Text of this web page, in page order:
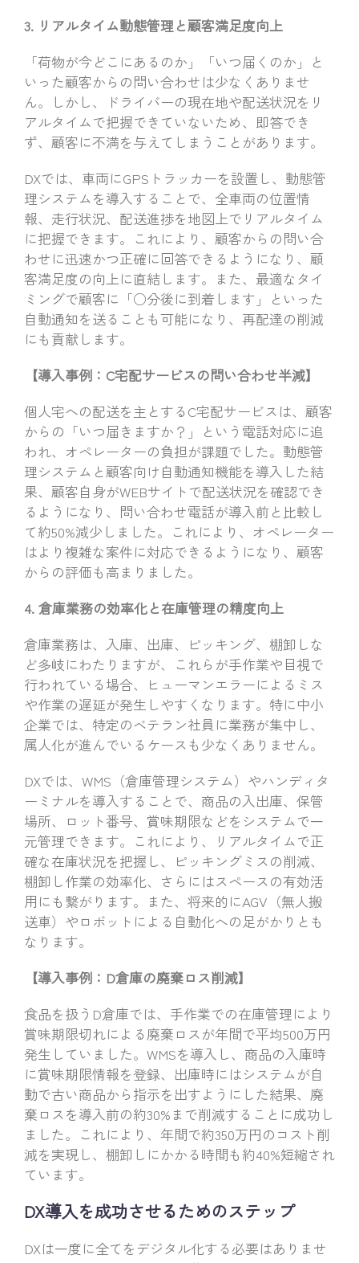
3. リアルタイム動態管理と顧客満足度向上
「荷物が今どこにあるのか」「いつ届くのか」と
いった顧客からの問い合わせは少なくありませ
ん。しかし、ドライバーの現在地や配送状況をリ
アルタイムで把握できていないため、即答でき
ず、顧客に不満を与えてしまうことがあります。
DXでは、車両にGPSトラッカーを設置し、動態管
理システムを導入することで、全車両の位置情
報、走行状況、配送進捗を地図上でリアルタイム
に把握できます。これにより、顧客からの問い合
わせに迅速かつ正確に回答できるようになり、顧
客満足度の向上に直結します。また、最適なタイ
ミングで顧客に「○分後に到着します」といった
自動通知を送ることも可能になり、再配達の削減
にも貢献します。
【導入事例：C宅配サービスの問い合わせ半減】
個人宅への配送を主とするC宅配サービスは、顧客
からの「いつ届きますか？」という電話対応に追
われ、オペレーターの負担が課題でした。動態管
理システムと顧客向け自動通知機能を導入した結
果、顧客自身がWEBサイトで配送状況を確認でき
るようになり、問い合わせ電話が導入前と比較し
て約50%減少しました。これにより、オペレーター
はより複雑な案件に対応できるようになり、顧客
からの評価も高まりました。
4. 倉庫業務の効率化と在庫管理の精度向上
倉庫業務は、入庫、出庫、ピッキング、棚卸しな
ど多岐にわたりますが、これらが手作業や目視で
行われている場合、ヒューマンエラーによるミス
や作業の遅延が発生しやすくなります。特に中小
企業では、特定のベテラン社員に業務が集中し、
属人化が進んでいるケースも少なくありません。
DXでは、WMS（倉庫管理システム）やハンディタ
ーミナルを導入することで、商品の入出庫、保管
場所、ロット番号、賞味期限などをシステムで一
元管理できます。これにより、リアルタイムで正
確な在庫状況を把握し、ピッキングミスの削減、
棚卸し作業の効率化、さらにはスペースの有効活
用にも繋がります。また、将来的にAGV（無人搬
送車）やロボットによる自動化への足がかりとも
なります。
【導入事例：D倉庫の廃棄ロス削減】
食品を扱うD倉庫では、手作業での在庫管理により
賞味期限切れによる廃棄ロスが年間で平均500万円
発生していました。WMSを導入し、商品の入庫時
に賞味期限情報を登録、出庫時にはシステムが自
動で古い商品から指示を出すようにした結果、廃
棄ロスを導入前の約30%まで削減することに成功し
ました。これにより、年間で約350万円のコスト削
減を実現し、棚卸しにかかる時間も約40%短縮され
ています。
DX導入を成功させるためのステップ
DXは一度に全てをデジタル化する必要はありませ